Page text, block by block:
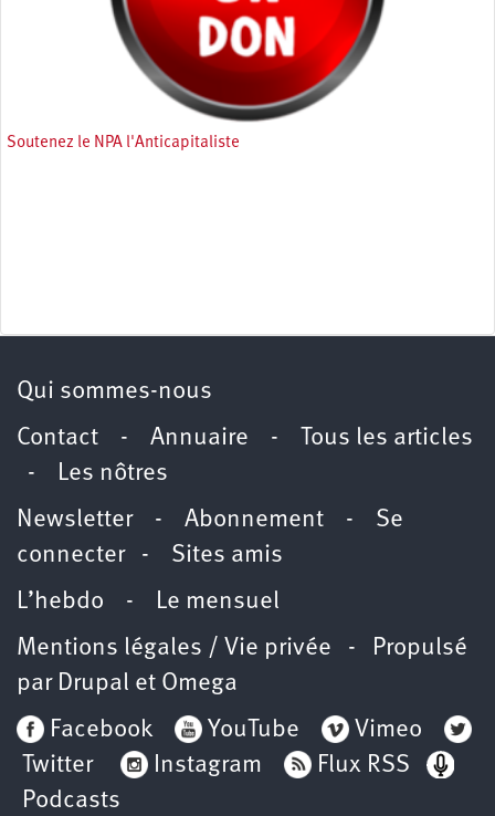
Soutenez le NPA l'Anticapitaliste
Qui sommes-nous
Contact - Annuaire - Tous les articles
-
Les nôtres
Newsletter- Abonnement - Se
connecter- Sites amis
L’hebdo -
Le mensuel
Mentions légales / Vie privée - Propulsé
par Drupal et Omega
Facebook
YouTube
Vimeo
Twitter
Instagram
Flux RSS
Podcasts